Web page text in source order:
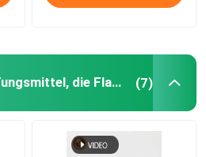
Schädlingsbekämpfungsmittel, die Flaschen verpacken (7)